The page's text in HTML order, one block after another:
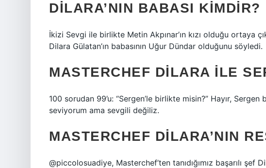
DILARA’NIN BABASI KIMDIR?
İkizi Sevgi ile birlikte Metin Akpınar’ın kızı olduğu ortaya
Dilara Gülatan’ın babasının Uğur Dündar olduğunu söyledi.
MASTERCHEF DILARA ILE
100 sorudan 99’u: “Sergen’le birlikte misin?” Hayır,
seviyorum ama sevgili değiliz.
MASTERCHEF DILARA’NIN
@piccolosuadiye, Masterchef’ten tanıdığımız başarılı şef